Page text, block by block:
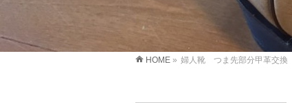
HOME » 婦人靴 つま先部分甲革交換